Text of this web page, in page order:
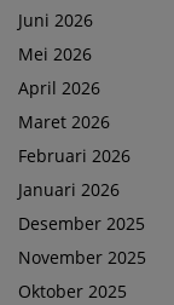
Juni 2026
Mei 2026
April 2026
Maret 2026
Februari 2026
Januari 2026
Desember 2025
November 2025
Oktober 2025